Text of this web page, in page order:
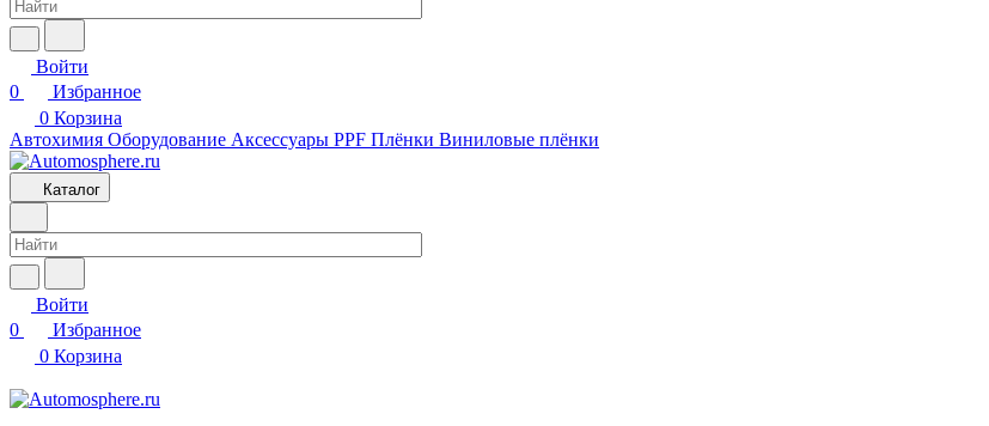
Войти
0
Избранное
0 Корзина
Автохимия Оборудование Аксессуары PPF Плёнки Виниловые плёнки
Каталог
Войти
0
Избранное
0 Корзина